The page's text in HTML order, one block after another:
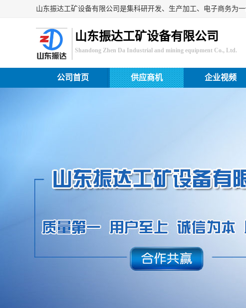
山东振达工矿设备有限公司
Shandong Zhen Da Industrial and mining equipment Co., Ltd.
公司首页 供应商机 企业视频